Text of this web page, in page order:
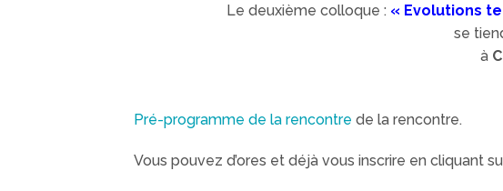
Le deuxième colloque : « Evolutions
se
à
Pré-programme de la rencontre de la rencontre.
Vous pouvez d’ores et déjà vous inscrire en cliquant